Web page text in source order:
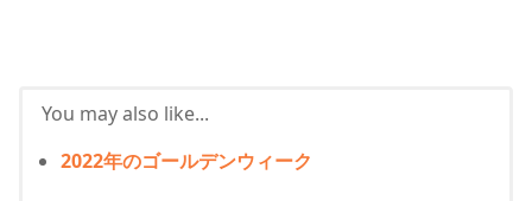
You may also like...
2022年のゴールデンウィーク